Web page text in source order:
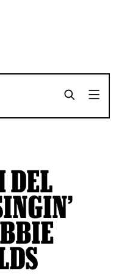
DEL